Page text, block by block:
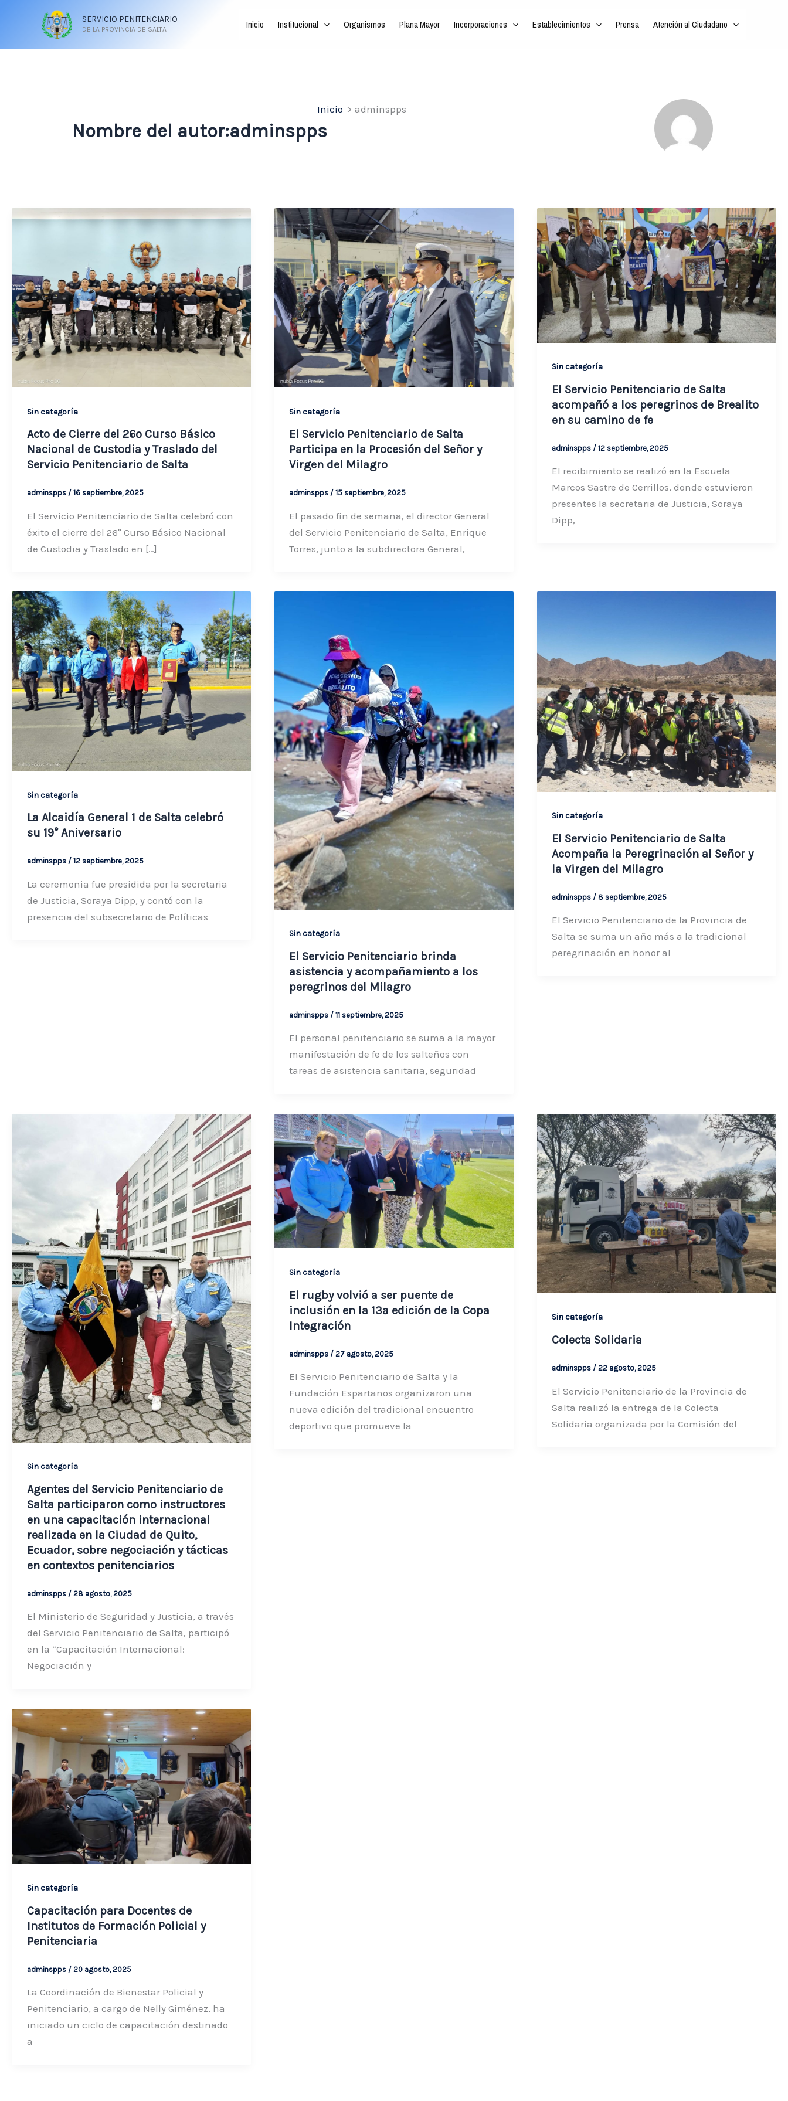
SERVICIO PENITENCIARIO
DE LA PROVINCIA DE SALTA Inicio Institucional Organismos Plana Mayor Incorporaciones Establecimientos Prensa Atención al Ciudadano
Inicio adminspps
Nombre del autor:adminspps
Sin categoría
Acto de Cierre del 26º Curso Básico
Nacional de Custodia y Traslado del
Servicio Penitenciario de Salta
adminspps / 16 septiembre, 2025
El Servicio Penitenciario de Salta celebró con
éxito el cierre del 26° Curso Básico Nacional
de Custodia y Traslado en […]
Sin categoría
El Servicio Penitenciario de Salta
Participa en la Procesión del Señor y
Virgen del Milagro
adminspps /15 septiembre, 2025
El pasado fin de semana, el director General
del Servicio Penitenciario de Salta, Enrique
Torres, junto a la subdirectora General,
Sin categoría
El Servicio Penitenciario de Salta
acompañó a los peregrinos de Brealito
en su camino de fe
adminspps /12 septiembre, 2025
El recibimiento se realizó en la Escuela
Marcos Sastre de Cerrillos, donde estuvieron
presentes la secretaria de Justicia, Soraya
Dipp,
Sin categoría
La Alcaidía General 1 de Salta celebró
su 19° Aniversario
adminspps / 12 septiembre, 2025
La ceremonia fue presidida por la secretaria
de Justicia, Soraya Dipp, y contó con la
presencia del subsecretario de Políticas
Sin categoría
El Servicio Penitenciario brinda
asistencia y acompañamiento a los
peregrinos del Milagro
adminspps /11 septiembre, 2025
El personal penitenciario se suma a la mayor
manifestación de fe de los salteños con
tareas de asistencia sanitaria, seguridad
Sin categoría
El Servicio Penitenciario de Salta
Acompaña la Peregrinación al Señor y
la Virgen del Milagro
adminspps / 8 septiembre, 2025
El Servicio Penitenciario de la Provincia de
Salta se suma un año más a la tradicional
peregrinación en honor al
Sin categoría
Agentes del Servicio Penitenciario de
Salta participaron como instructores
en una capacitación internacional
realizada en la Ciudad de Quito,
Ecuador, sobre negociación y tácticas
en contextos penitenciarios
adminspps / 28 agosto, 2025
El Ministerio de Seguridad y Justicia, a través
del Servicio Penitenciario de Salta, participó
en la “Capacitación Internacional:
Negociación y
Sin categoría
El rugby volvió a ser puente de
inclusión en la 13ª edición de la Copa
Integración
adminspps /27 agosto, 2025
El Servicio Penitenciario de Salta y la
Fundación Espartanos organizaron una
nueva edición del tradicional encuentro
deportivo que promueve la
Sin categoría
Colecta Solidaria
adminspps /22 agosto, 2025
El Servicio Penitenciario de la Provincia de
Salta realizó la entrega de la Colecta
Solidaria organizada por la Comisión del
Sin categoría
Capacitación para Docentes de
Institutos de Formación Policial y
Penitenciaria
adminspps / 20 agosto, 2025
La Coordinación de Bienestar Policial y
Penitenciario, a cargo de Nelly Giménez, ha
iniciado un ciclo de capacitación destinado
a